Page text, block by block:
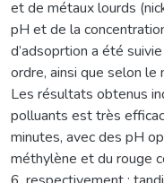
et de métaux lourds
pH et de la
d’adsoprtion a été
ordre, ainsi que selon le
Les résultats obtenus
polluants est très
minutes, avec des pH
méthylène et du rouge